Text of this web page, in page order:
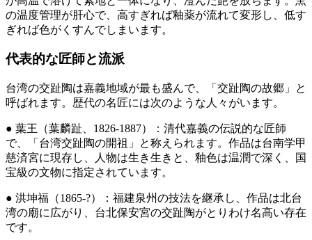
の温度管理が肝心で、高すぎれば釉薬が流れて変形し、低す
ぎれば色がくすんでしまいます。
代表的な匠師と流派
台湾の交趾陶は嘉義地域が最も盛んで、「交趾陶の故郷」と
呼ばれます。歴代の名匠には次のような人々がいます。
● 葉王（葉麟趾、1826-1887）：清代嘉義の伝説的な匠師
で、「台湾交趾陶の開祖」と称えられます。作品は台南学甲
慈済宮に現存し、人物は生き生きと、釉色は温潤で深く、国
宝級の文物に指定されています。
● 洪坤福（1865-?）：福建泉州の技法を継承し、作品は北台
湾の廟に広がり、台北保安宮の交趾陶がとりわけ名高い存在
です。